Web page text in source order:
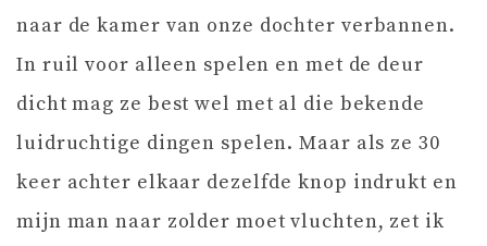
naar de kamer van onze dochter verbannen.
In ruil voor alleen spelen en met de deur
dicht mag ze best wel met al die bekende
luidruchtige dingen spelen. Maar als ze 30
keer achter elkaar dezelfde knop indrukt en
mijn man naar zolder moet vluchten, zet ik